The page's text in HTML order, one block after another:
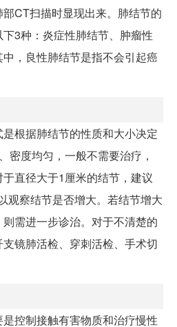
CT扫描时显现出来。肺结节的
3种：炎症性肺结节、肿瘤性
，良性肺结节是指不会引起癌
根据肺结节的性质和大小决定
密度均匀，一般不需要治疗，
直径大于1厘米的结节，建议
观察结节是否增大。若结节增大
需进一步诊治。对于不清楚的
镜肺活检、穿刺活检、手术切
控制接触有害物质和治疗慢性